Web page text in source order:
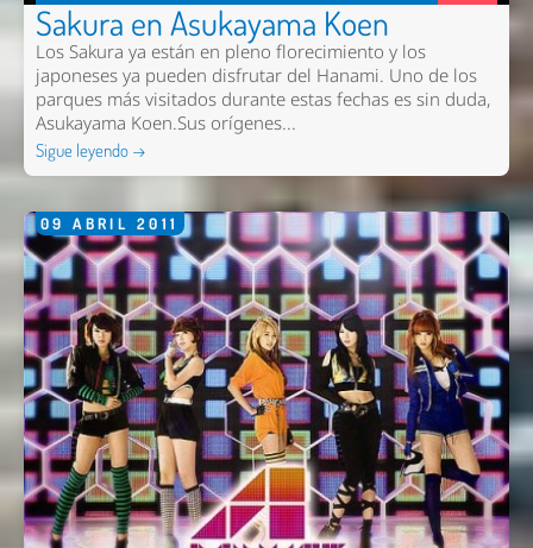
Sakura en Asukayama Koen
Los Sakura ya están en pleno florecimiento y los
japoneses ya pueden disfrutar del Hanami. Uno de los
parques más visitados durante estas fechas es sin duda,
Asukayama Koen.Sus orígenes...
Sigue leyendo →
09 ABRIL 2011